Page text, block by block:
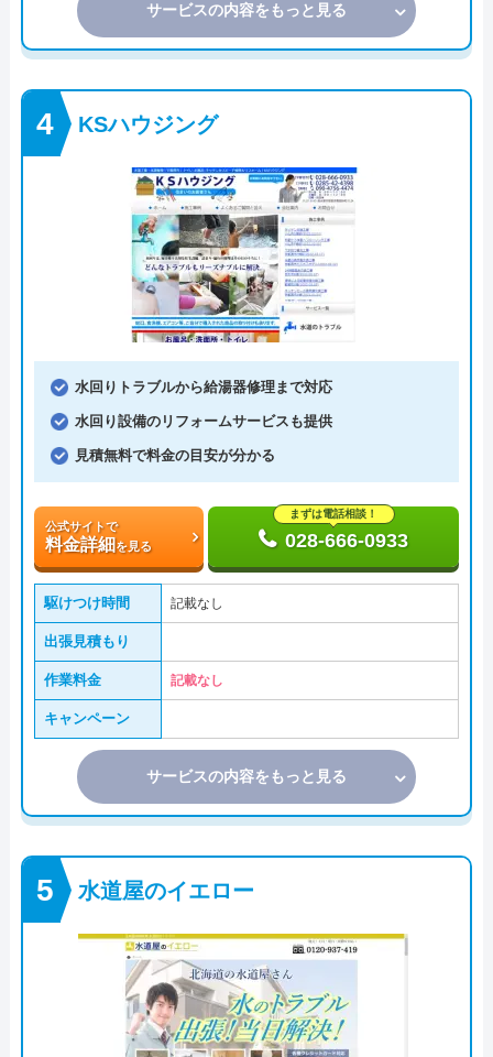
サービスの内容をもっと見る
KSハウジング
水回りトラブルから給湯器修理まで対応
水回り設備のリフォームサービスも提供
見積無料で料金の目安が分かる
公式サイトで
料金詳細を見る
まずは電話相談！
028-666-0933
駆けつけ時間 記載なし
出張見積もり
作業料金 記載なし
キャンペーン
サービスの内容をもっと見る
水道屋のイエロー